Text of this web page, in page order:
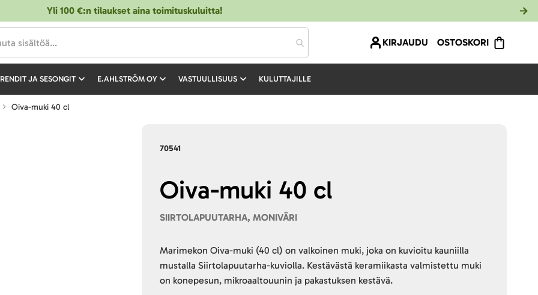
Yli 100 €:n tilaukset aina toimituskuluitta!
KIRJAUDU OSTOSKORI
JA SESONGIT E.AHLSTRÖM OY VASTUULLISUUS KULUTTAJILLE
Oiva-muki 40 cl
70541
Oiva-muki 40 cl
SIIRTOLAPUUTARHA, MONIVÄRI
Marimekon Oiva-muki (40 cl) on valkoinen muki, joka on kuvioitu kauniilla
mustalla Siirtolapuutarha-kuviolla. Kestävästä keramiikasta valmistettu muki
on konepesun, mikroaaltouunin ja pakastuksen kestävä.